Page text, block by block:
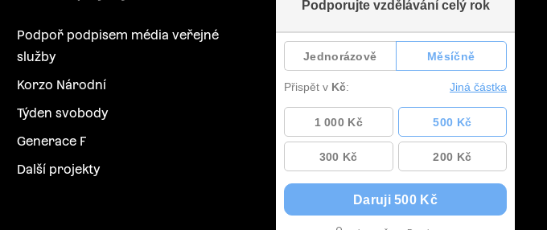
Podpoř podpisem média veřejné
služby
Korzo Národní
Týden svobody
Generace F
Další projekty